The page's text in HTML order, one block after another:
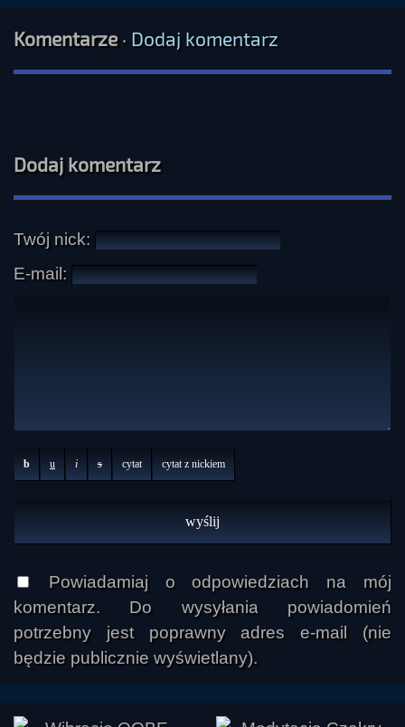
Komentarze· Dodaj komentarz
Dodaj komentarz
Twój nick:
E-mail:
b u i s cytat cytat z nickiem
Powiadamiaj o odpowiedziach na mój
komentarz. Do wysyłania powiadomień
potrzebny jest poprawny adres e-mail (nie
będzie publicznie wyświetlany).